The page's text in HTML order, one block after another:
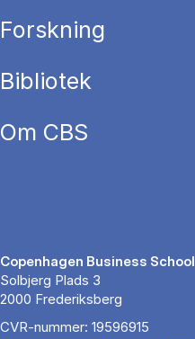
Forskning
Bibliotek
Om CBS
Copenhagen Business School
Solbjerg Plads 3
2000 Frederiksberg
CVR-nummer: 19596915